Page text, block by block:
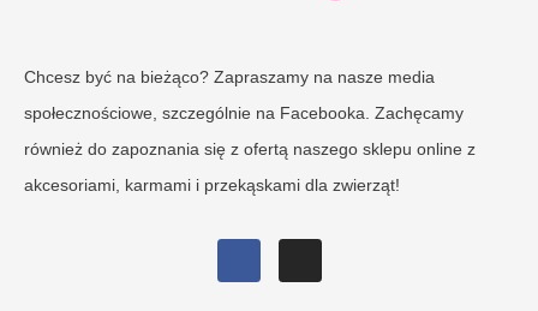
Chcesz być na bieżąco? Zapraszamy na nasze media
społecznościowe, szczególnie na Facebooka. Zachęcamy
również do zapoznania się z ofertą naszego sklepu online z
akcesoriami, karmami i przekąskami dla zwierząt!